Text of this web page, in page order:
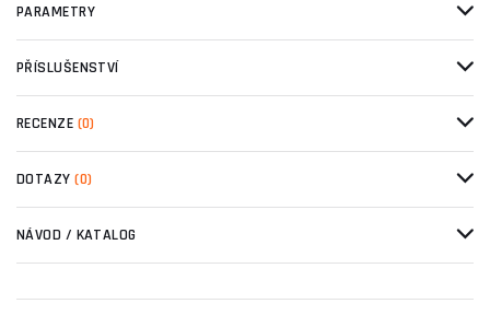
PARAMETRY
PŘÍSLUŠENSTVÍ
RECENZE (0)
DOTAZY(0)
NÁVOD / KATALOG